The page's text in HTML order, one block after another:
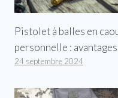
Pistolet à balles en
personnelle :
24 septembre 2024